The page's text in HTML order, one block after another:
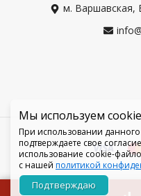
Мы используем
При использовании данного
подтверждаете свое
использование cookie-
с нашей политикой
Подтверждаю
м. Варшавская,